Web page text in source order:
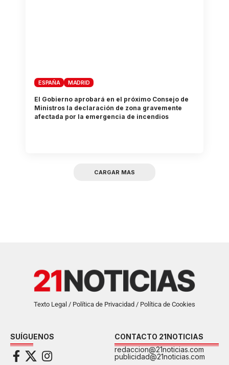
ESPAÑA MADRID
El Gobierno aprobará en el próximo Consejo de
Ministros la declaración de zona gravemente
afectada por la emergencia de incendios
CARGAR MAS
Texto Legal / Política de Privacidad / Política de Cookies
SUÍGUENOS
CONTACTO 21NOTICIAS
redaccion@21noticias.com
publicidad@21noticias.com